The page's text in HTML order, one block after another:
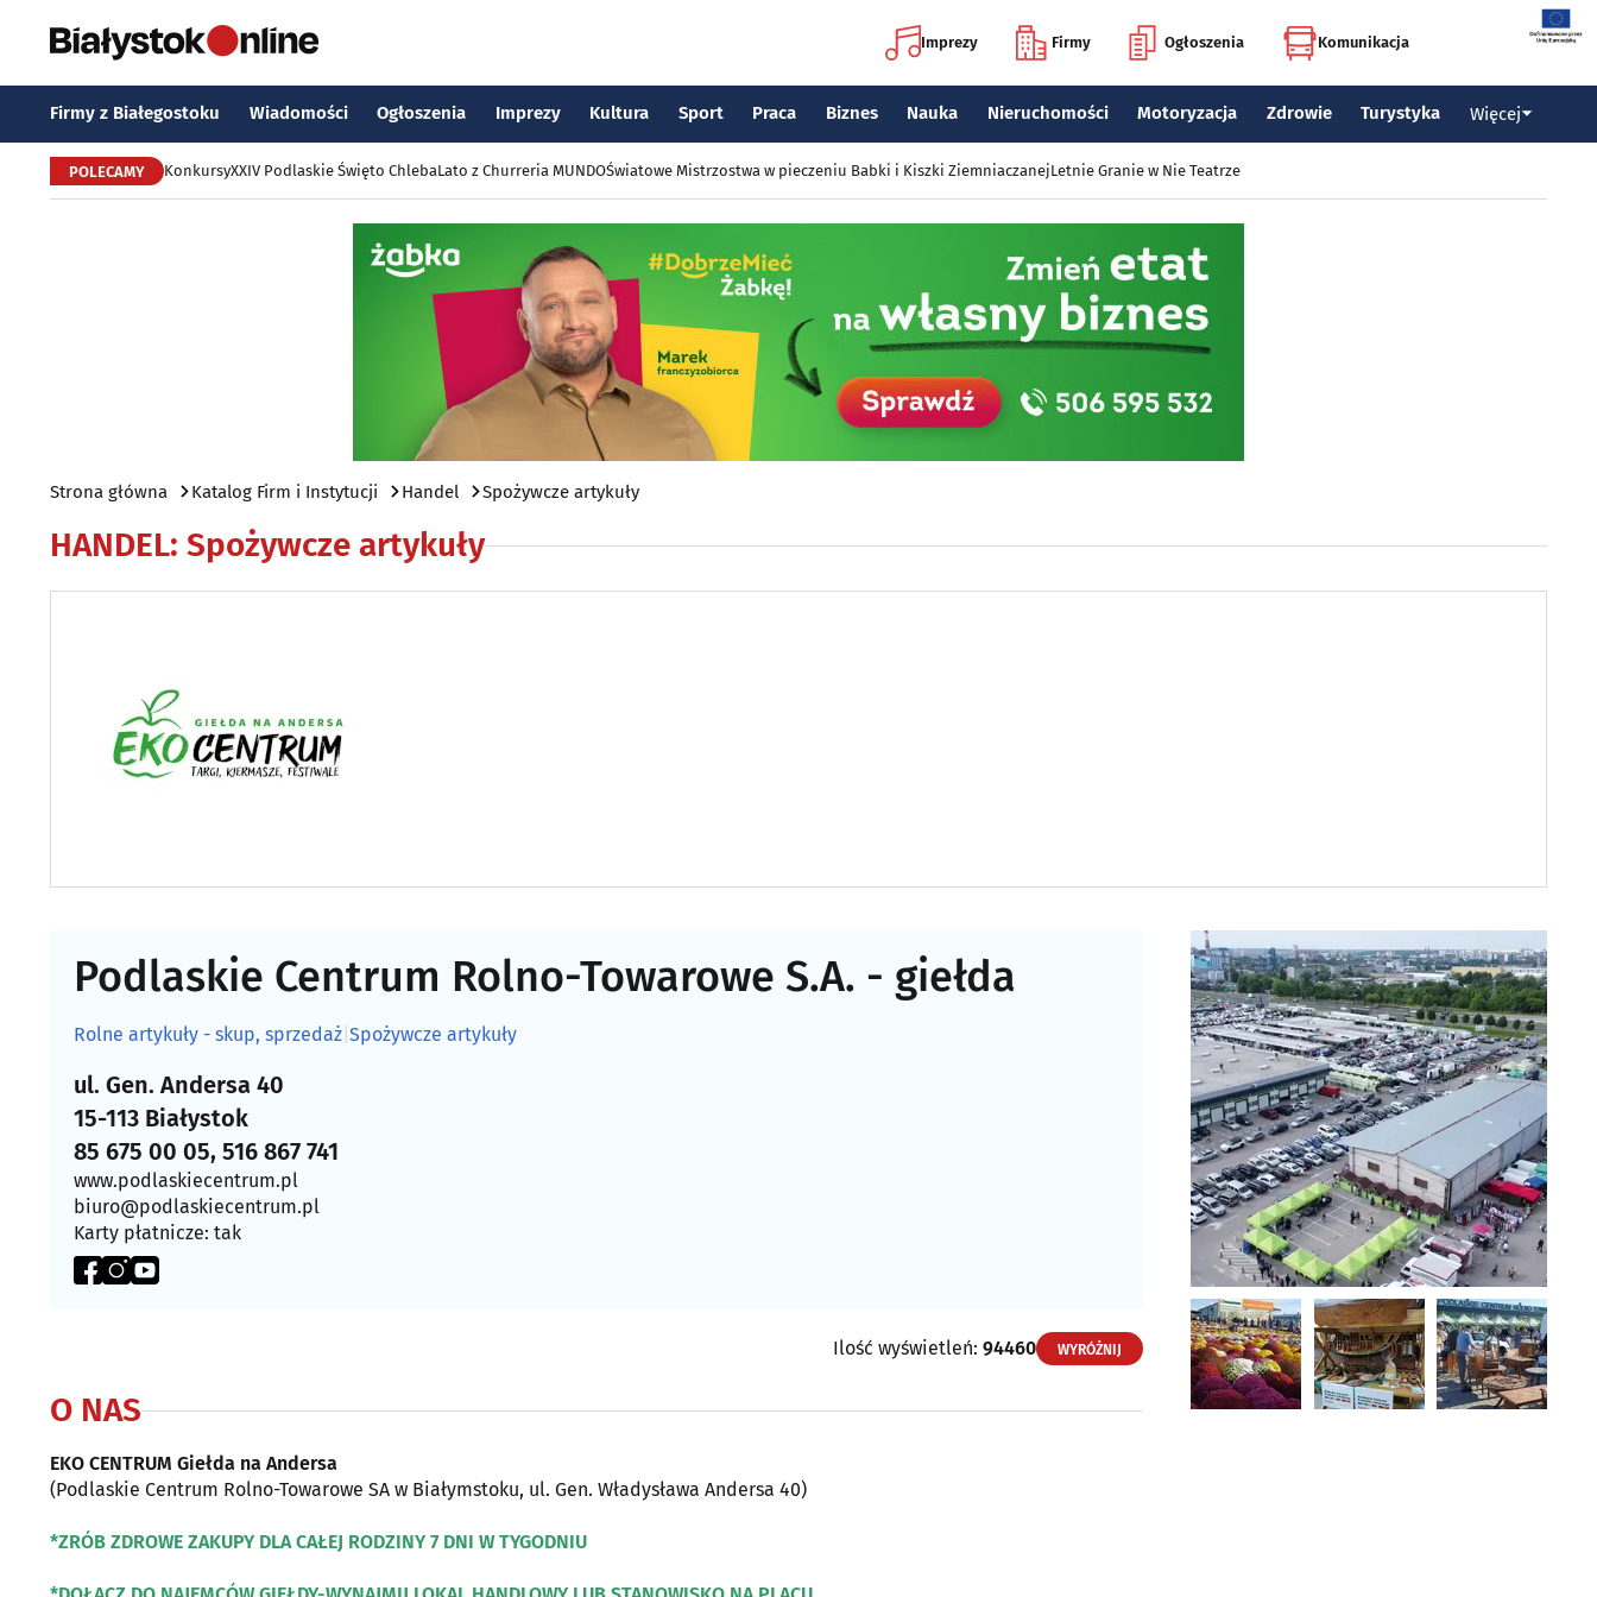
Imprezy Firmy Ogłoszenia Komunikacja
Firmy z Białegostoku Wiadomości Ogłoszenia Imprezy Kultura Sport Praca Biznes Nauka Nieruchomości Motoryzacja Zdrowie Turystyka Więcej
POLECAMY KonkursyXXIV Podlaskie Święto ChlebaLato z Churreria MUNDOŚwiatowe Mistrzostwa w pieczeniu Babki i Kiszki ZiemniaczanejLetnie Granie w Nie Teatrze
Strona główna Katalog Firm i Instytucji Handel Spożywcze artykuły
HANDEL: Spożywcze artykuły
Podlaskie Centrum Rolno-Towarowe S.A. - giełda
Rolne artykuły - skup, sprzedaż Spożywcze artykuły
ul. Gen. Andersa 40
15-113 Białystok
85 675 00 05, 516 867 741
www.podlaskiecentrum.pl
biuro@podlaskiecentrum.pl
Karty płatnicze: tak
Ilość wyświetleń: 94460 WYRÓŻNIJ
O NAS
EKO CENTRUM Giełda na Andersa
(Podlaskie Centrum Rolno-Towarowe SA w Białymstoku, ul. Gen. Władysława Andersa 40)
*ZRÓB ZDROWE ZAKUPY DLA CAŁEJ RODZINY 7 DNI W TYGODNIU